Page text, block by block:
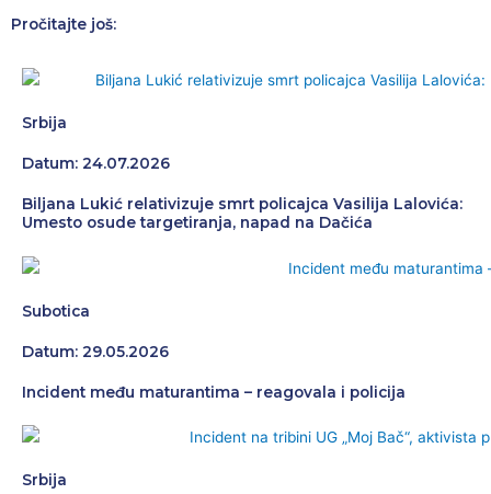
Pročitajte još:
Srbija
Datum: 24.07.2026
Biljana Lukić relativizuje smrt policajca Vasilija Lalovića:
Umesto osude targetiranja, napad na Dačića
Subotica
Datum: 29.05.2026
Incident među maturantima – reagovala i policija
Srbija